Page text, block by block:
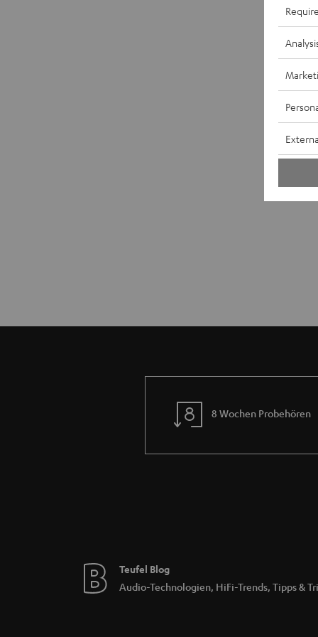
8 Wochen Probehören
Teufel Blog
Audio-Technologien, HiFi-Trends, Tipps &